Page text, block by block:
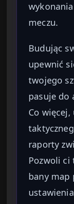
meczu.
Budując
upewnić
twojego
pasuje do
Co
raporty
Pozwoli ci
bany map